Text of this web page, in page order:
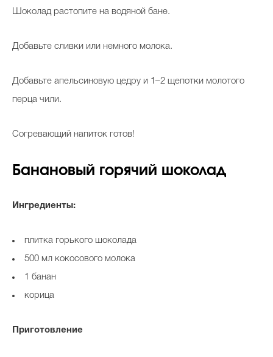
Шоколад растопите на водяной бане.
Добавьте сливки или немного молока.
Добавьте апельсиновую цедру и 1–2 щепотки молотого
перца чили.
Согревающий напиток готов!
Банановый горячий шоколад
Ингредиенты:
плитка горького шоколада
500 мл кокосового молока
1 банан
корица
Приготовление